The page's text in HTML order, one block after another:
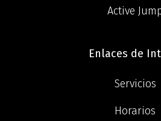
Active
Enlaces de
Servicios
Horarios